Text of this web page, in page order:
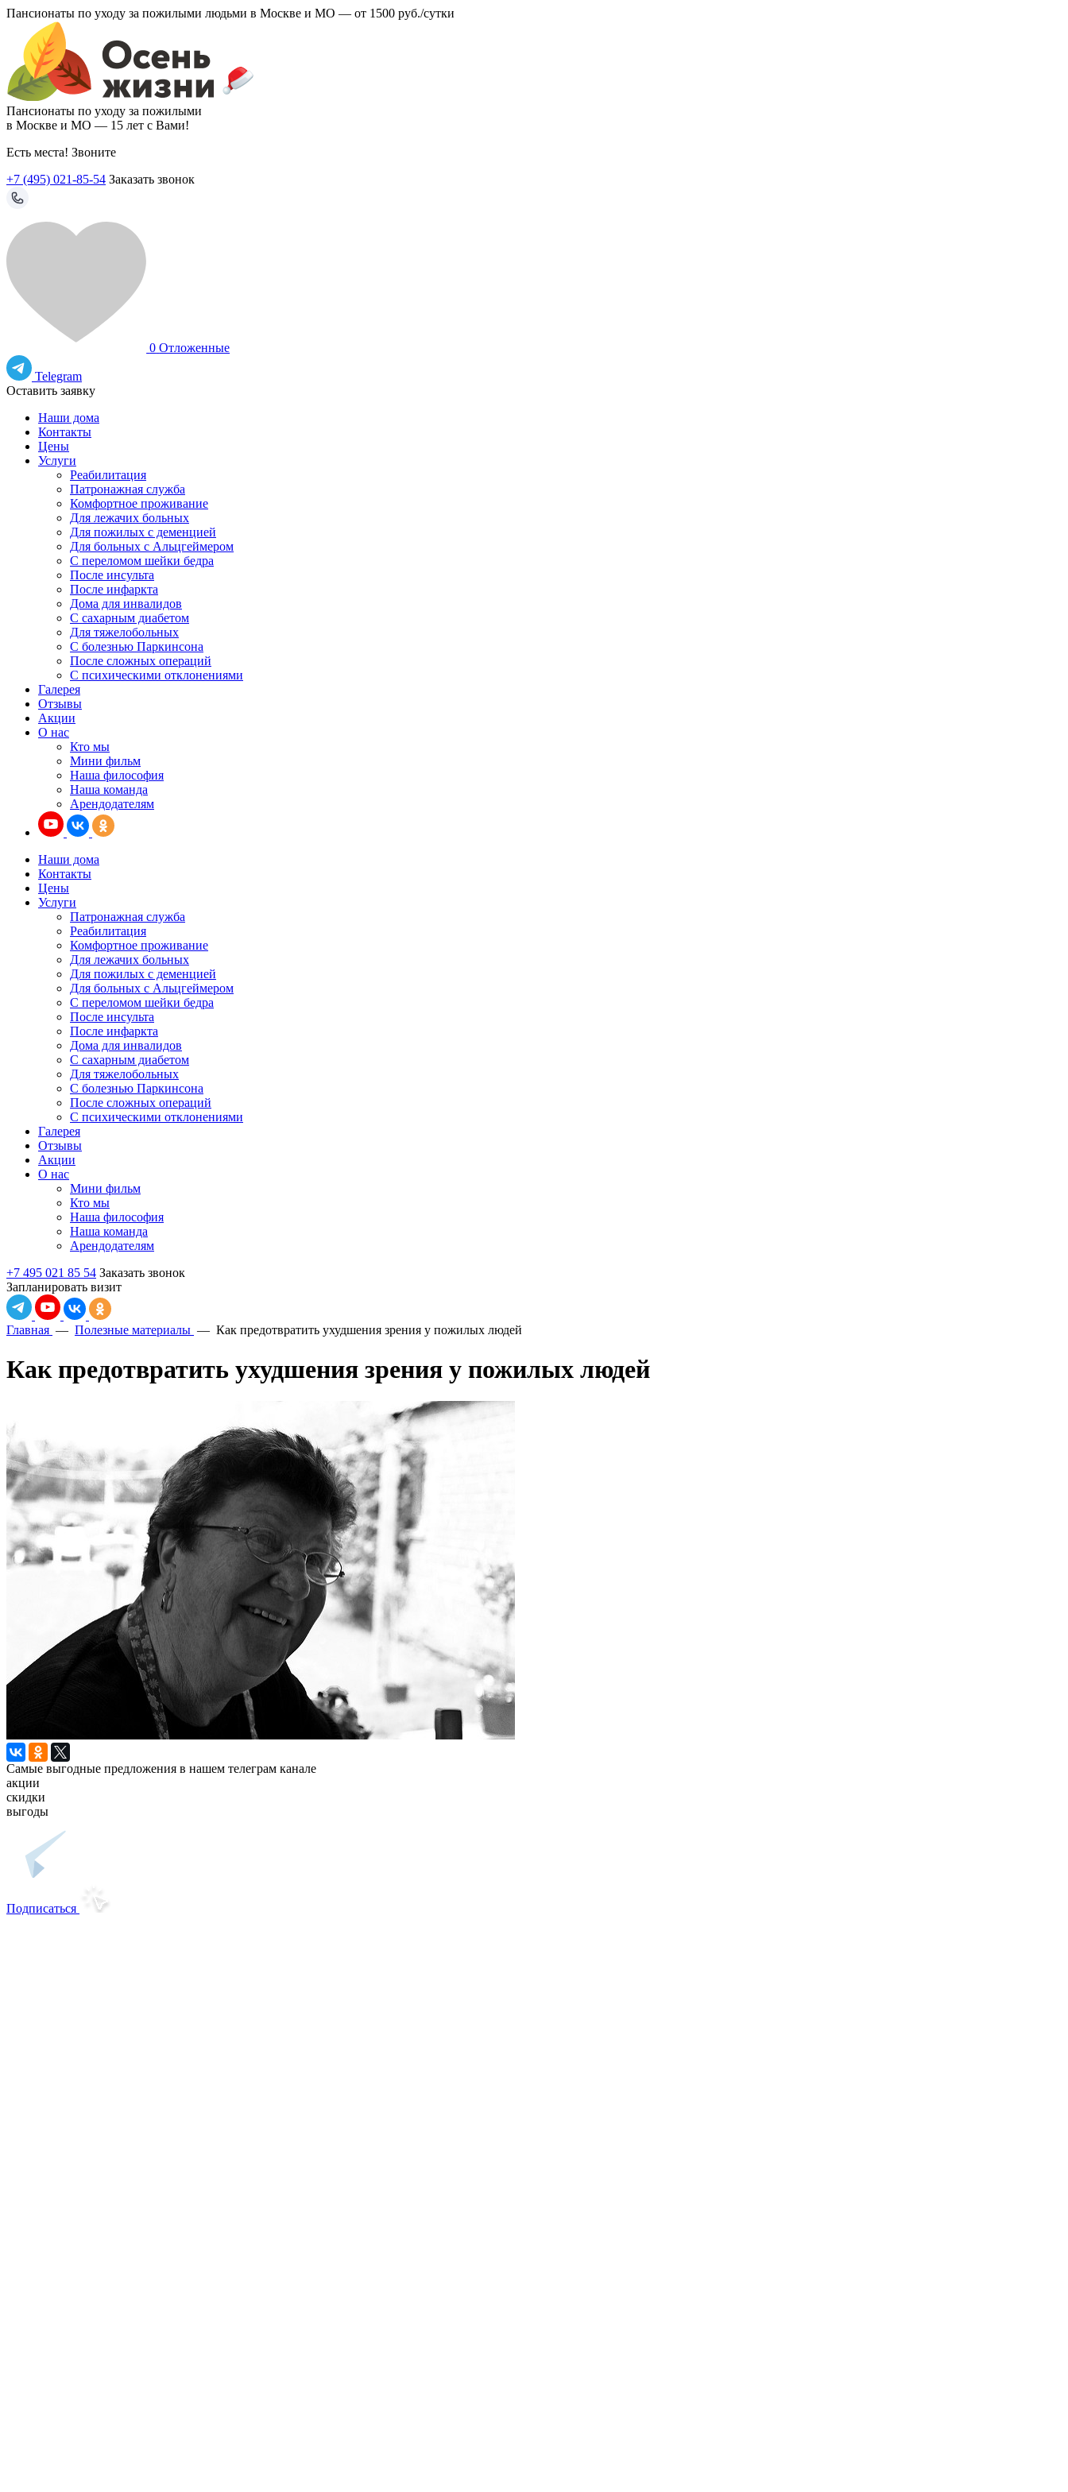
Пансионаты по уходу за пожилыми людьми в Москве и МО — от 1500 руб./сутки
Пансионаты по уходу за пожилыми
в Москве и МО — 15 лет с Вами!
Есть места! Звоните
+7 (495) 021-85-54 Заказать звонок
0 Отложенные
Telegram
Оставить заявку
Наши дома
Контакты
Цены
Услуги
Реабилитация
Патронажная служба
Комфортное проживание
Для лежачих больных
Для пожилых с деменцией
Для больных с Альцгеймером
С переломом шейки бедра
После инсульта
После инфаркта
Дома для инвалидов
С сахарным диабетом
Для тяжелобольных
С болезнью Паркинсона
После сложных операций
С психическими отклонениями
Галерея
Отзывы
Акции
О нас
Кто мы
Мини фильм
Наша философия
Наша команда
Арендодателям
Наши дома
Контакты
Цены
Услуги
Патронажная служба
Реабилитация
Комфортное проживание
Для лежачих больных
Для пожилых с деменцией
Для больных с Альцгеймером
С переломом шейки бедра
После инсульта
После инфаркта
Дома для инвалидов
С сахарным диабетом
Для тяжелобольных
С болезнью Паркинсона
После сложных операций
С психическими отклонениями
Галерея
Отзывы
Акции
О нас
Мини фильм
Кто мы
Наша философия
Наша команда
Арендодателям
+7 495 021 85 54 Заказать звонок
Запланировать визит
Главная — Полезные материалы — Как предотвратить ухудшения зрения у пожилых людей
Как предотвратить ухудшения зрения у пожилых людей
Самые выгодные предложения в нашем телеграм канале
акции
скидки
выгоды
Подписаться